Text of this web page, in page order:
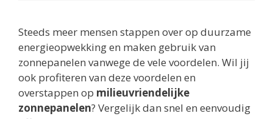
Steeds meer mensen stappen over op duurzame
energieopwekking en maken gebruik van
zonnepanelen vanwege de vele voordelen. Wil jij
ook profiteren van deze voordelen en
overstappen op milieuvriendelijke
zonnepanelen? Vergelijk dan snel en eenvoudig